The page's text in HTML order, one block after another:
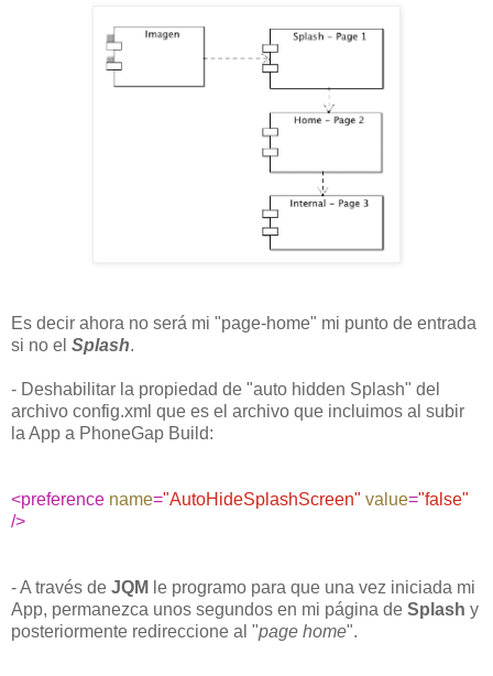
Es decir ahora no será mi "page-home" mi punto de entrada
si no el Splash.
- Deshabilitar la propiedad de "auto hidden Splash" del
archivo config.xml que es el archivo que incluimos al subir
la App a PhoneGap Build:
<preference name="AutoHideSplashScreen" value="false"
/>
- A través de JQM le programo para que una vez iniciada mi
App, permanezca unos segundos en mi página de Splash y
posteriormente redireccione al "page home".